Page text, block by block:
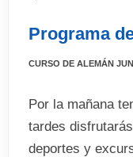
Programa
CURSO DE ALEMÁN
Por la mañana
tardes
deportes y